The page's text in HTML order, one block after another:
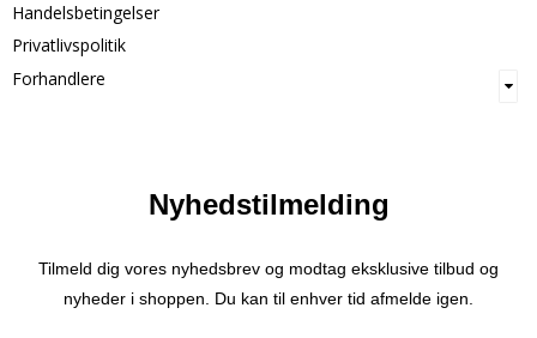
Handelsbetingelser
Privatlivspolitik
Forhandlere
Nyhedstilmelding
Tilmeld dig vores nyhedsbrev og modtag eksklusive tilbud og
nyheder i shoppen. Du kan til enhver tid afmelde igen.